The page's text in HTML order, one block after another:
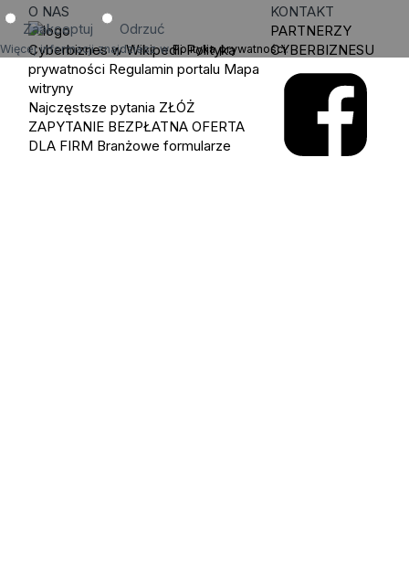
Zaakceptuj Odrzuć
Więcej informacji znajdziesz wPolityka prywatności.
O NAS
Cyberbiznes w Wikipedii Polityka
prywatności Regulamin portalu Mapa
witryny
Najczęstsze pytania ZŁÓŻ
ZAPYTANIE BEZPŁATNA OFERTA
DLA FIRM Branżowe formularze
KONTAKT
PARTNERZY
CYBERBIZNESU